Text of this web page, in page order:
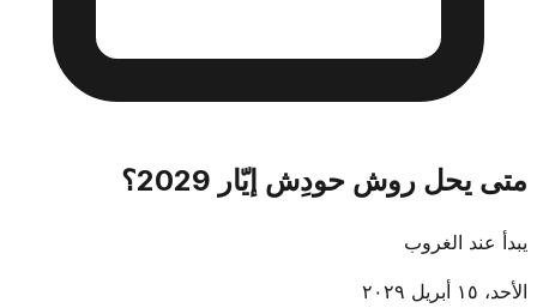
متى يحل روش حودِش إيّار 2029؟
يبدأ عند الغروب
الأحد، ١٥ أبريل ٢٠٢٩